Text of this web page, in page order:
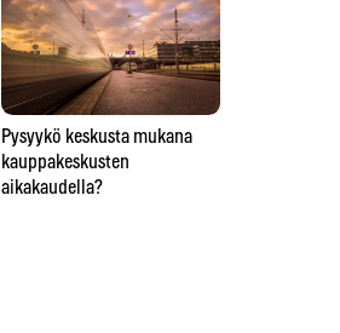
Pysyykö keskusta mukana
kauppakeskusten
aikakaudella?